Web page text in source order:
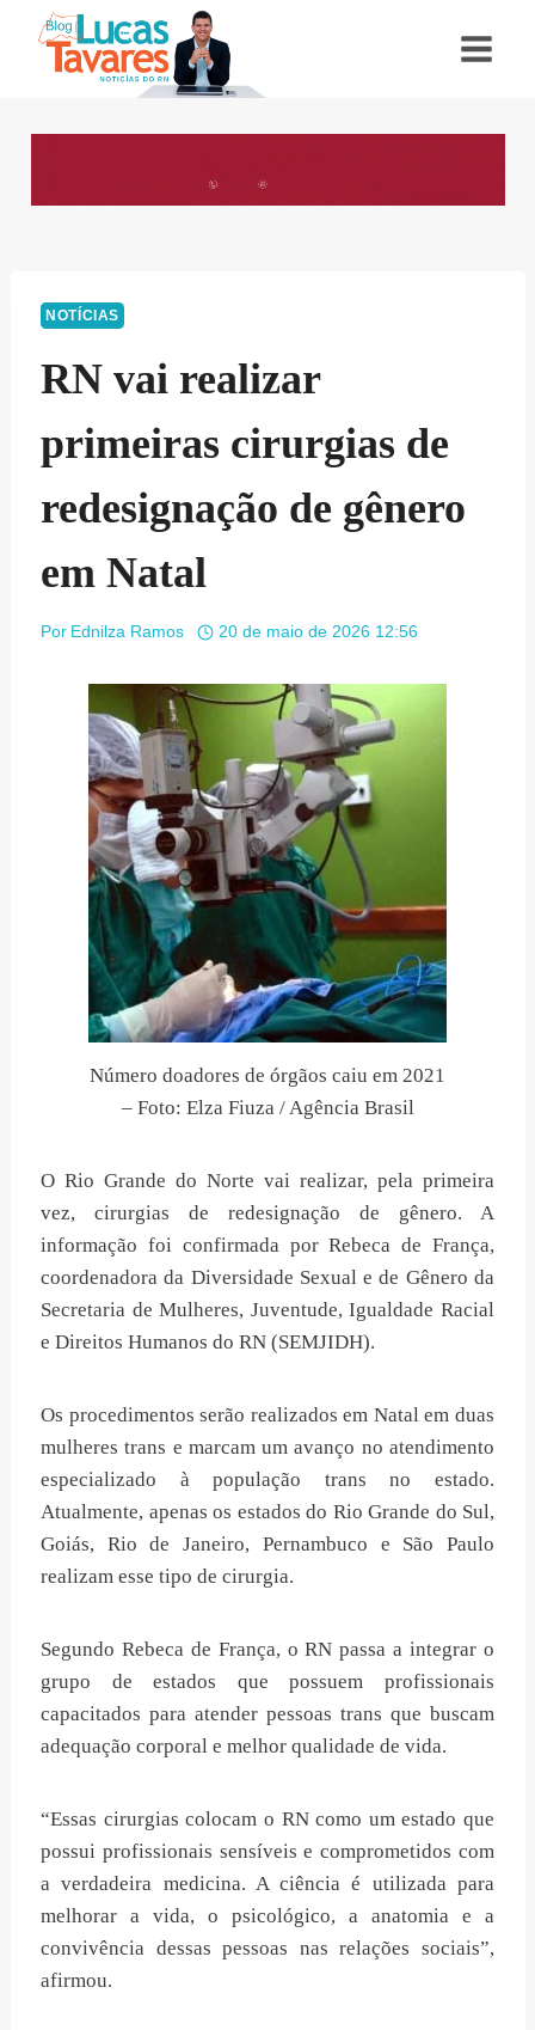
NOTÍCIAS
RN vai realizar
primeiras cirurgias de
redesignação de gênero
em Natal
Por Ednilza Ramos 20 de maio de 2026 12:56
Número doadores de órgãos caiu em 2021
– Foto: Elza Fiuza / Agência Brasil
O Rio Grande do Norte vai realizar, pela primeira
vez, cirurgias de redesignação de gênero. A
informação foi confirmada por Rebeca de França,
coordenadora da Diversidade Sexual e de Gênero da
Secretaria de Mulheres, Juventude, Igualdade Racial
e Direitos Humanos do RN (SEMJIDH).
Os procedimentos serão realizados em Natal em duas
mulheres trans e marcam um avanço no atendimento
especializado à população trans no estado.
Atualmente, apenas os estados do Rio Grande do Sul,
Goiás, Rio de Janeiro, Pernambuco e São Paulo
realizam esse tipo de cirurgia.
Segundo Rebeca de França, o RN passa a integrar o
grupo de estados que possuem profissionais
capacitados para atender pessoas trans que buscam
adequação corporal e melhor qualidade de vida.
“Essas cirurgias colocam o RN como um estado que
possui profissionais sensíveis e comprometidos com
a verdadeira medicina. A ciência é utilizada para
melhorar a vida, o psicológico, a anatomia e a
convivência dessas pessoas nas relações sociais”,
afirmou.